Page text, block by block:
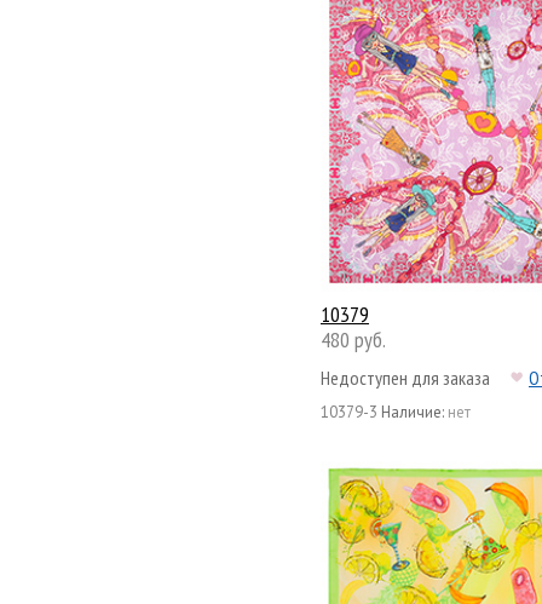
10379
480 руб.
Недоступен для заказа
10379-3 Наличие: нет